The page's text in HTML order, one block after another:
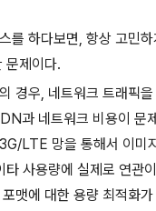
를 하다보면, 항상 고민
문제이다.
경우, 네트워크 트래픽을
과 네트워크 비용이 문
LTE 망을 통해서 이미
타 사용량에 실제로 연관
맷에 대한 용량 최적화